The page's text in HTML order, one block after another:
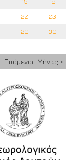
22
23
29
30
Επόμενος Μήνας »